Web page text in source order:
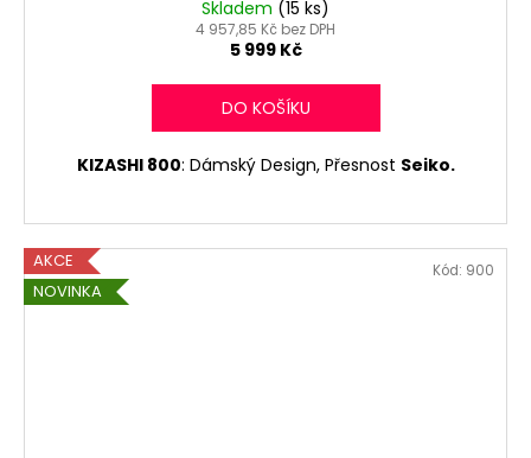
Skladem (15 ks)
4 957,85 Kč bez DPH
5 999 Kč
DO KOŠÍKU
KIZASHI 800: Dámský Design, Přesnost Seiko.
AKCE
NOVINKA
Kód: 900